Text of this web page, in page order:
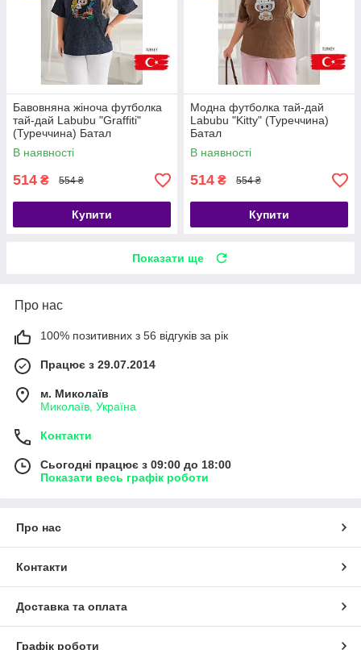
Бавовняна жіноча футболка
тай-дай Labubu "Graffiti"
(Туреччина) Батал
В наявності
514 ₴ 554 ₴
Купити
Модна футболка тай-дай
Labubu "Kitty" (Туреччина)
Батал
В наявності
514 ₴ 554 ₴
Купити
Показати ще
Про нас
100% позитивних з 56 відгуків за рік
Працює з 29.07.2014
м. Миколаїв
Миколаїв, Україна
Контакти
Сьогодні працює з 09:00 до 18:00
Показати весь графік роботи
Про нас
Контакти
Доставка та оплата
Графік роботи